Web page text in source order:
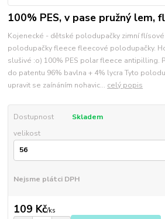
100% PES, v pase pružný lem,
Kojenecké - dětské polodupačky zimní
polodupačky fleece fleecové polodupačky.
slušivé :o) 100% PES polar fleece antipilling.
do patentu 96% bavlna + 4% lycra Tyto
upravit se zaínáním nohavic... celý popis
Dostupnost
Skladem
velikost
Nejsme plátci DPH
109 Kč/ks